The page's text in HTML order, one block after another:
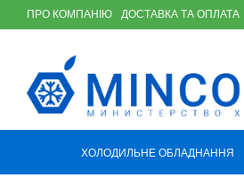
ПРО КОМПАНІЮ ДОСТАВКА ТА ОПЛАТА
ХОЛОДИЛЬНЕ ОБЛАДНАННЯ